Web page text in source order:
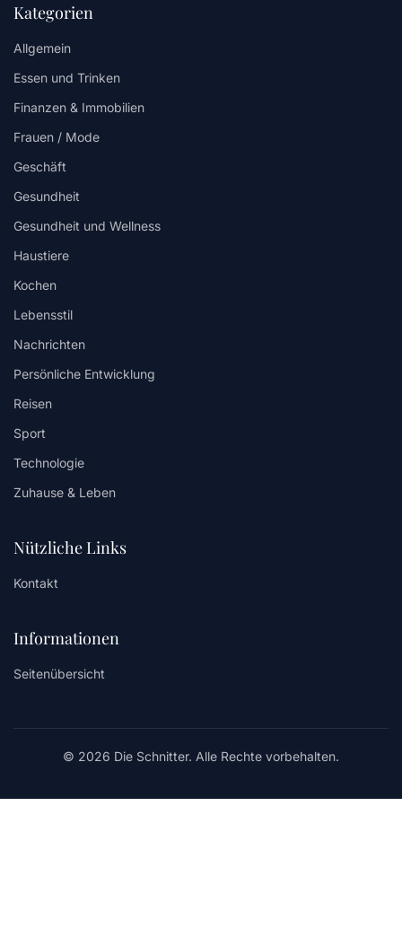
Kategorien
Allgemein
Essen und Trinken
Finanzen & Immobilien
Frauen / Mode
Geschäft
Gesundheit
Gesundheit und Wellness
Haustiere
Kochen
Lebensstil
Nachrichten
Persönliche Entwicklung
Reisen
Sport
Technologie
Zuhause & Leben
Nützliche Links
Kontakt
Informationen
Seitenübersicht
© 2026 Die Schnitter. Alle Rechte vorbehalten.